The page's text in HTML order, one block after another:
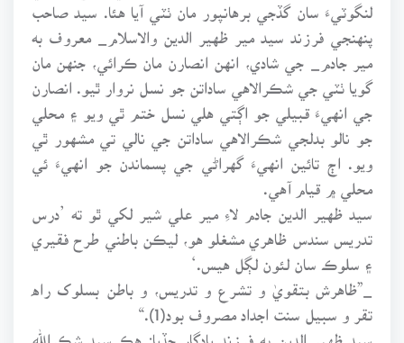
لنگوٽيءَ سان گڏجي برهانپور مان ٺٽي آيا هئا. سيد صاحب
پنهنجي فرزند سيد مير ظهير الدين والاسلام_ معروف به
مير جادم_ جي شادي، انهن انصارن مان ڪرائي، جنهن مان
گويا ٺٽي جي شڪرالاهي ساداتن جو نسل نروار ٿيو. انصارن
جي انهيءَ قبيلي جو اڳتي هلي نسل ختم ٿي ويو ۽ محلي
جو نالو بدلجي شڪرالاهي ساداتن جي نالي تي مشهور ٿي
ويو. اڄ تائين انهيءَ گهراڻي جي پسماندن جو انهيءَ ئي
محلي ۾ قيام آهي.
سيد ظهير الدين جادم لاءِ مير علي شير لکي ٿو ته ’درس
تدريس سندس ظاهري مشغلو هو، ليڪن باطني طرح فقيري
۽ سلوڪ سان لئون لڳل هيس.‘
_”ظاهرش بتقويٰ و تشرع و تدريس، و باطن بسلوک راه
تقر و سبيل سنت اجداد مصروف بود(1).“
سيد ظهير الدين ٻه فرزند يادگار ڇڏيا: هڪ سيد شڪرالله